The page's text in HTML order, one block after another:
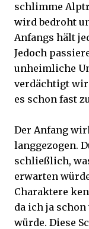
schlimme
wird bedroht
Anfangs hält
Jedoch
unheimliche
verdächtigt
es schon fast
Der Anfang
langgezogen.
schließlich,
erwarten
Charaktere
da ich ja
würde. Diese